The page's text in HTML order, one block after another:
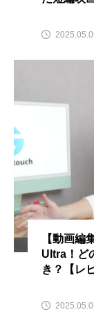
【動画編
Ultra！ど
き？【レ